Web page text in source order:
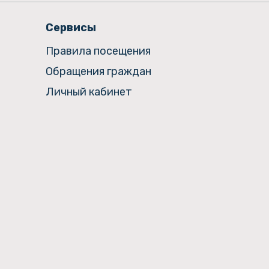
Сервисы
Правила посещения
Обращения граждан
Личный кабинет